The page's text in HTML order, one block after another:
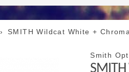
SMITH Wildcat White +
Smith
SMITH